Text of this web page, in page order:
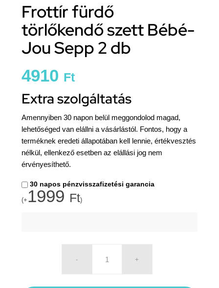
Frottír fürdő
törlőkendő szett Bébé-
Jou Sepp 2 db
4910 Ft
Extra szolgáltatás
Amennyiben 30 napon belül meggondolod magad,
lehetőséged van elállni a vásárlástól. Fontos, hogy a
terméknek eredeti állapotában kell lennie, értékvesztés
nélkül, ellenkező esetben az elállási jog nem
érvényesíthető.
30 napos pénzvisszafizetési garancia
(+ 1999 Ft)